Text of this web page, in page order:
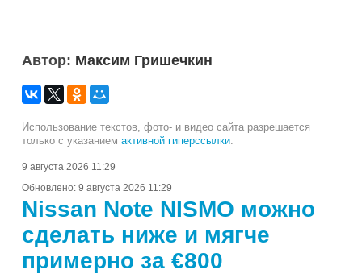
Автор: Максим Гришечкин
Использование текстов, фото- и видео сайта разрешается
только с указанием активной гиперссылки.
9 августа 2026 11:29
Обновлено: 9 августа 2026 11:29
Nissan Note NISMO можно
сделать ниже и мягче
примерно за €800